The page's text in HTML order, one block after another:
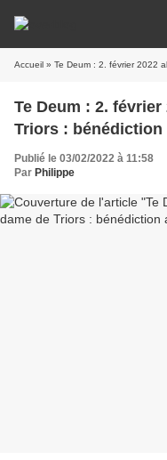
Accueil » Te Deum : 2. février 2022
Te Deum : 2.
Triors :
Publié le 03/02/2022 à 11:58
Par Philippe